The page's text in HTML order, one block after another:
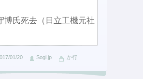
博氏死去（日立工機元社
01/20 Sogi.jp か行